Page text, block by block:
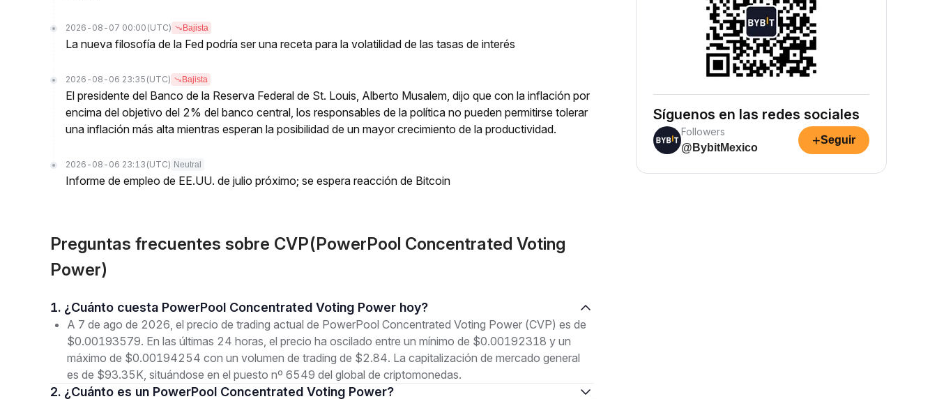
2026-08-07 00:00 (UTC) Bajista
La nueva filosofía de la Fed podría ser una receta para la volatilidad de las tasas de interés
2026-08-06 23:35 (UTC) Bajista
El presidente del Banco de la Reserva Federal de St. Louis, Alberto Musalem, dijo que con la inflación por
encima del objetivo del 2% del banco central, los responsables de la política no pueden permitirse tolerar
una inflación más alta mientras esperan la posibilidad de un mayor crecimiento de la productividad.
2026-08-06 23:13 (UTC) Neutral
Informe de empleo de EE.UU. de julio próximo; se espera reacción de Bitcoin
Preguntas frecuentes sobre CVP(PowerPool Concentrated Voting
Power)
1. ¿Cuánto cuesta PowerPool Concentrated Voting Power hoy?
A 7 de ago de 2026, el precio de trading actual de PowerPool Concentrated Voting Power (CVP) es de
$0.00193579. En las últimas 24 horas, el precio ha oscilado entre un mínimo de $0.00192318 y un
máximo de $0.00194254 con un volumen de trading de $2.84. La capitalización de mercado general
es de $93.35K, situándose en el puesto nº 6549 del global de criptomonedas.
2. ¿Cuánto es un PowerPool Concentrated Voting Power?
Síguenos en las redes sociales
Followers
@BybitMexico
+Seguir